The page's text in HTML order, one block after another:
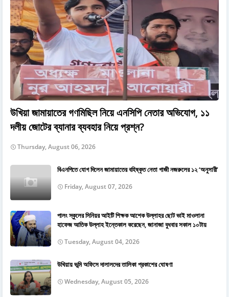
উখিয়া জামায়াতের গণমিছিল নিয়ে এনসিপি নেতার অভিযোগ, ১১
দলীয় জোটের ব্যানার ব্যবহার নিয়ে প্রশ্ন?
Thursday, August 06, 2026
বিএনপিতে যোগ দিলেন জামায়াতের বহিষ্কৃত নেতা গাজী নজরুলের ১২ ‘অনুসারী’
Friday, August 07, 2026
পালং স্কুলের সিনিয়র আইটি শিক্ষক আশেক উল্লাহর ছোট ভাই মাওলানা
হাফেজ আতিক উল্লাহ ইন্তেকাল করেছেন, জানাজা বুধবার সকাল ১০টায়
Tuesday, August 04, 2026
উখিয়ায় ভূমি অফিসে দালালদের তালিকা প্রকাশের ঘোষণা
Wednesday, August 05, 2026